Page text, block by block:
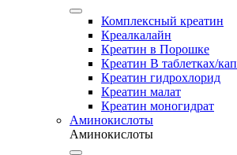
Комплексный креатин
Креалкалайн
Креатин в Порошке
Креатин В таблетках/
Креатин гидрохлорид
Креатин малат
Креатин моногидрат
Аминокислоты
Аминокислоты